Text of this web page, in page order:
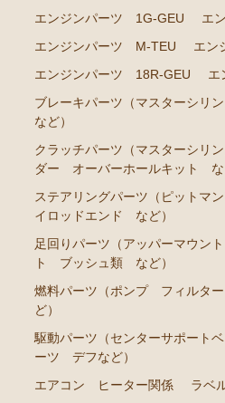
エンジンパーツ 7M-GE
ブレーキパーツ（マスター
ト ホース など）
クラッチパーツ（マスター
ーズシリンダー オーバーホ
ステアリングパーツ（各種
ツ ラックエンド タイロッ
燃料パーツ（ポンプ フィ
駆動パーツ（センターサポ
エアコン/ヒーター関係
マークⅡ クレスタ チェイサー
0 SX90
エンジンパーツ 1G-GEU
エ
エンジンパーツ M-TEU
エン
エンジンパーツ 18R-GEU
エ
ブレーキパーツ（マスターシ
など）
クラッチパーツ（マスターシリ
ダー オーバーホールキット な
ステアリングパーツ（ピットマ
イロッドエンド など）
足回りパーツ（アッパーマウン
ト ブッシュ類 など）
燃料パーツ（ポンプ フィルタ
ど）
駆動パーツ（センターサポート
ーツ デフなど）
エアコン ヒーター関係
ラベ